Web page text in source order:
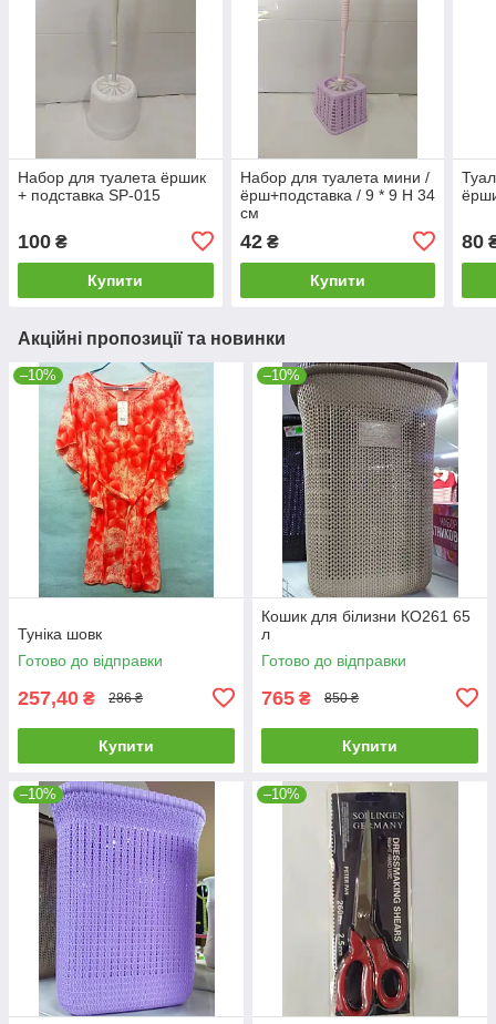
Набор для туалета ёршик
+ подставка SP-015
100 ₴
Купити
Набор для туалета мини /
ёрш+подставка / 9 * 9 Н 34
см
42₴
Купити
80
Акційні пропозиції та новинки
–10%
Туніка шовк
Готово до відправки
257,40 ₴ 286 ₴
Купити
–10%
Кошик для білизни КО261 65
л
Готово до відправки
765 ₴ 850 ₴
Купити
–10% –10%